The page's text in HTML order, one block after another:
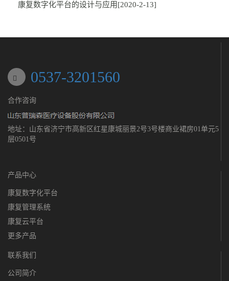
康复数字化平台的设计与应用[2020-2-13]
0537-3201560
合作咨询
地址：山东省济宁市高新区红星康城丽景2号3号楼商业裙房01单元5
层0501号
产品中心
康复数字化平台
康复管理系统
康复云平台
更多产品
联系我们
公司简介